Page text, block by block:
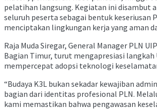
pelatihan langsung. Kegiatan ini disambut
seluruh peserta sebagai bentuk keseriusan
menciptakan lingkungan kerja yang aman
Raja Muda Siregar, General Manager PLN
Bagian Timur, turut mengapresiasi langkah
mempercepat adopsi teknologi
“Budaya K3L bukan sekadar kewajiban
bagian dari identitas profesional PLN.
kami memastikan bahwa pengawasan